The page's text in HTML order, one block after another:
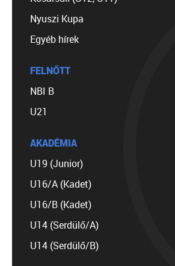
Nyuszi Kupa
Egyéb hírek
FELNŐTT
NBI B
U21
AKADÉMIA
U19 (Junior)
U16/A (Kadet)
U16/B (Kadet)
U14 (Serdülő/A)
U14 (Serdülő/B)